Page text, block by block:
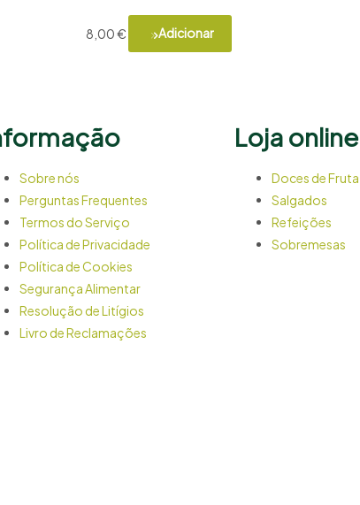
8,00€ Adicionar
Sobre nós
Perguntas Frequentes
Termos do Serviço
Política de Privacidade
Política de Cookies
Segurança Alimentar
Resolução de Litígios
Livro de Reclamações
Loja online
Doces de Fruta
Salgados
Refeições
Sobremesas